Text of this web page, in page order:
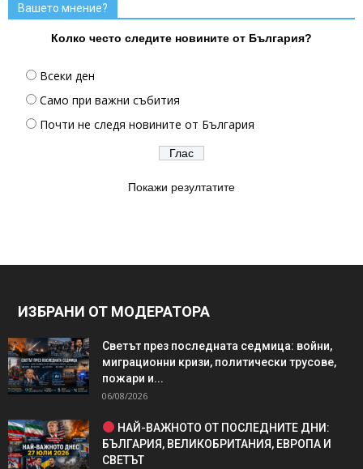
Вашето мнение?
Колко често следите новините от България?
Всеки ден
Само при важни събития
Почти не следя новините от България
Покажи резултатите
ИЗБРАНИ ОТ МОДЕРАТОРА
Светът през последната седмица: войни,
миграционни кризи, политически трусове,
пожари и...
06/08/2026
НАЙ-ВАЖНОТО ОТ ПОСЛЕДНИТЕ ДНИ:
БЪЛГАРИЯ, ВЕЛИКОБРИТАНИЯ, ЕВРОПА И
СВЕТЪТ